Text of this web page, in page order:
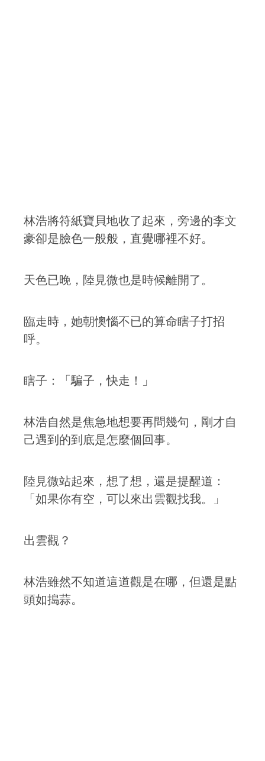
林浩將符紙寶貝地收了起來，旁邊的李文
豪卻是臉色一般般，直覺哪裡不好。
天色已晚，陸見微也是時候離開了。
臨走時，她朝懊惱不已的算命瞎子打招
呼。
瞎子：「騙子，快走！」
林浩自然是焦急地想要再問幾句，剛才自
己遇到的到底是怎麼個回事。
陸見微站起來，想了想，還是提醒道：
「如果你有空，可以來出雲觀找我。」
出雲觀？
林浩雖然不知道這道觀是在哪，但還是點
頭如搗蒜。